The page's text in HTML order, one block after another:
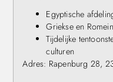
Egyptische
Griekse en
Tijdelijke
culturen
Adres: Rapenburg 28,